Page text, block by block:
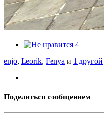
4
enjo, Leorik, Fenya и 1 другой
Поделиться сообщением